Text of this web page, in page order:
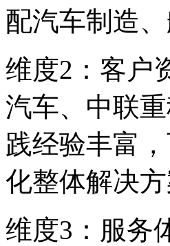
配汽车制造
维度2：客户
汽车、中联
践经验丰富
化整体解决方
维度3：服务